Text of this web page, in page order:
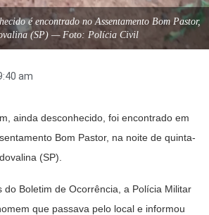
é encontrado no Assentamento Bom Pastor,
(SP) — Foto: Polícia Civil
am
ainda desconhecido, foi encontrado em
Bom Pastor, na noite de quinta-
(SP).
do Boletim de Ocorrência, a Polícia Militar
que passava pelo local e informou